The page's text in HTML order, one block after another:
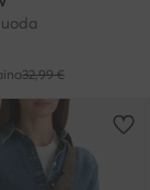
32,99 €